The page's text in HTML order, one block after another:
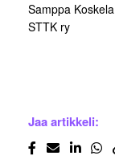
Samppa Koskela
STTK ry
Jaa artikkeli: